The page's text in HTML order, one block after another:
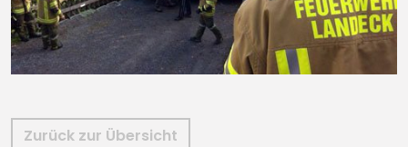
Zurück zur Übersicht